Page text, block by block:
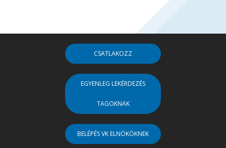
CSATLAKOZZ
EGYENLEG LEKÉRDEZÉS
TAGOKNAK
BELÉPÉS VK ELNÖKÖKNEK